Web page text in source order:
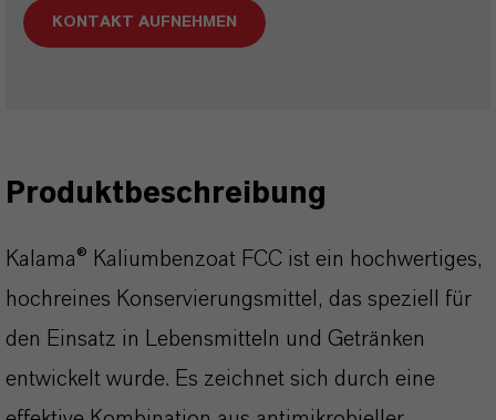
KONTAKT AUFNEHMEN
Produktbeschreibung
Kalama® Kaliumbenzoat FCC ist ein hochwertiges,
hochreines Konservierungsmittel, das speziell für
den Einsatz in Lebensmitteln und Getränken
entwickelt wurde. Es zeichnet sich durch eine